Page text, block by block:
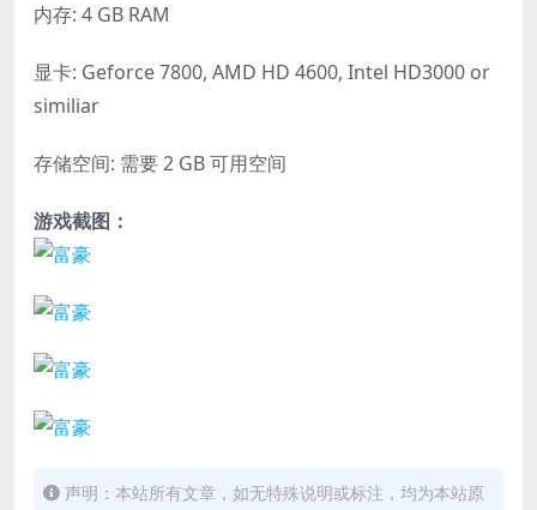
内存: 4 GB RAM
显卡: Geforce 7800, AMD HD 4600, Intel HD3000 or
similiar
存储空间: 需要 2 GB 可用空间
游戏截图：
声明：本站所有文章，如无特殊说明或标注，均为本站原